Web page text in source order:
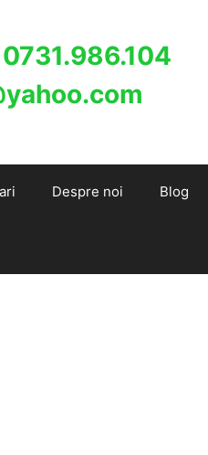
0731.986.104
Despre noi Blog